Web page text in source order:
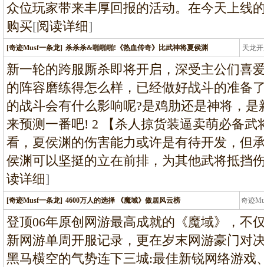
众位玩家带来丰厚回报的活动。在今天上线
购买[阅读详细]
[奇迹Musf一条龙] 杀杀杀&啪啪啪!《热血传奇》比武神将夏侯渊 天龙
龙
新一轮的跨服厮杀即将开启，深受主公们喜
的阵容磨练得怎么样，已经做好战斗的准备
的战斗会有什么影响呢?是鸡肋还是神将，
来预测一番吧! 2 【杀人掠货装逼卖萌必备武
看，夏侯渊的伤害能力或许是有待开发，但
侯渊可以坚挺的立在前排，为其他武将抵挡
读详细]
[奇迹Musf一条龙] 4600万人的选择 《魔域》傲居风云榜 奇迹
条
登顶06年原创网游最高成就的《魔域》，不
新网游单周开服记录，更在岁末网游豪门对
黑马横空的气势连下三城:最佳新锐网络游戏